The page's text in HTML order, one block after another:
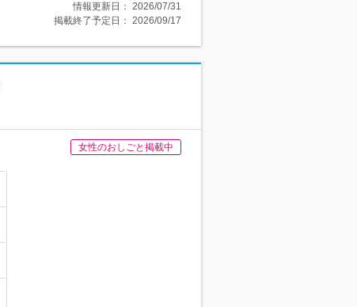
情報更新日： 2026/07/31
掲載終了予定日： 2026/09/17
女性のおしごと掲載中